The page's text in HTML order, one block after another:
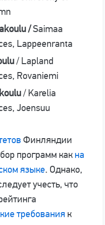
/Saimaa
Lappeenranta
/ Lapland
Rovaniemi
/ Karelia
Joensuu
Финляндии
программ как на
языке. Однако,
учесть, что
требования к